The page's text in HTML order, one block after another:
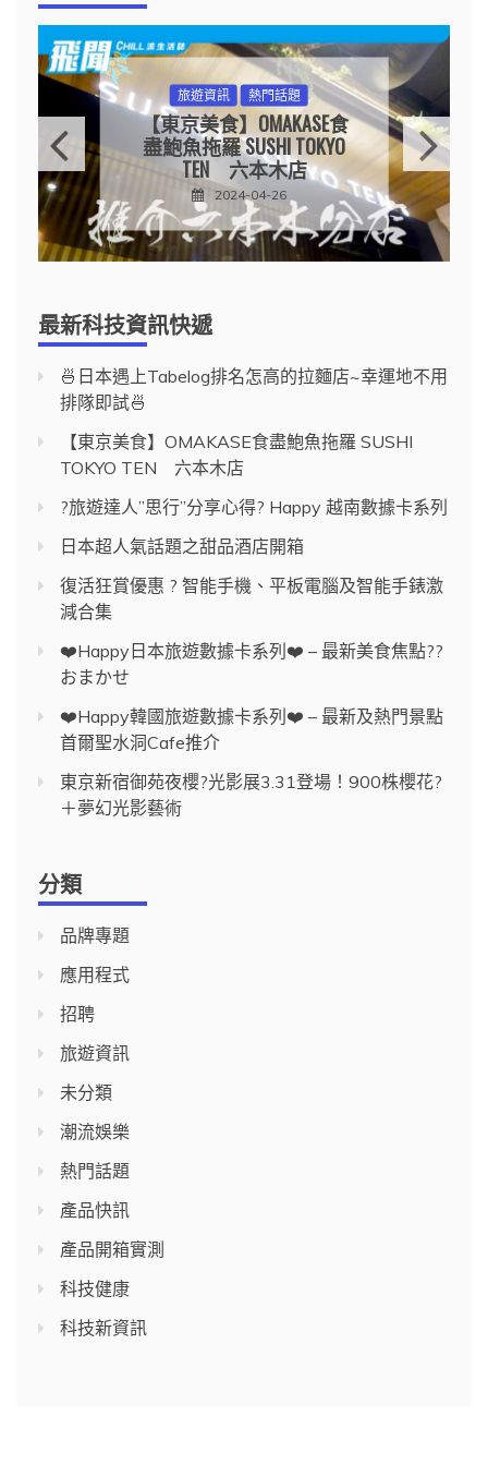
旅遊資訊 熱門話題
【東京美食】OMAKASE食
盡鮑魚拖羅 SUSHI TOKYO
TEN 六本木店
2024-04-26
最新科技資訊快遞
🍜日本遇上Tabelog排名怎高的拉麵店~幸運地不用
排隊即試🍜
【東京美食】OMAKASE食盡鮑魚拖羅 SUSHI
TOKYO TEN 六本木店
?旅遊達人”思行”分享心得? Happy 越南數據卡系列
日本超人氣話題之甜品酒店開箱
復活狂賞優惠 ? 智能手機、平板電腦及智能手錶激
減合集
❤️Happy日本旅遊數據卡系列❤️ – 最新美食焦點??
おまかせ
❤️Happy韓國旅遊數據卡系列❤️ – 最新及熱門景點
首爾聖水洞Cafe推介
東京新宿御苑夜櫻?光影展3.31登場！900株櫻花?
＋夢幻光影藝術
分類
品牌專題
應用程式
招聘
旅遊資訊
未分類
潮流娛樂
熱門話題
產品快訊
產品開箱實測
科技健康
科技新資訊